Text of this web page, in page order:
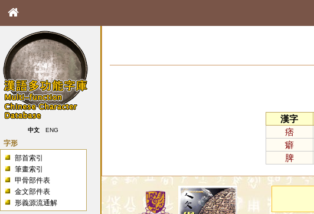
中文 ENG
字形
部首索引
筆畫索引
甲骨部件表
金文部件表
形義源流通解
漢字
痞
癖
脾